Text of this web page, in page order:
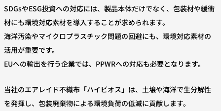
SDGsやESG投資への対応には、製品本体だけでなく、包装材や緩衝
材にも環境対応素材を導入することが求められます。
海洋汚染やマイクロプラスチック問題の回避にも、環境対応素材の
活用が重要です。
EUへの輸出を行う企業では、PPWRへの対応も必要となります。
当社のエアレイド不織布「ハイビオス」は、土壌や海洋で生分解性
を発揮し、包装廃棄物による環境負荷の低減に貢献します。